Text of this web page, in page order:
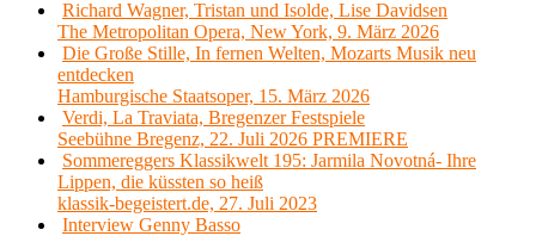
Richard Wagner, Tristan und Isolde, Lise Davidsen
The Metropolitan Opera, New York, 9. März 2026
Die Große Stille, In fernen Welten, Mozarts Musik neu
entdecken
Hamburgische Staatsoper, 15. März 2026
Verdi, La Traviata, Bregenzer Festspiele
Seebühne Bregenz, 22. Juli 2026 PREMIERE
Sommereggers Klassikwelt 195: Jarmila Novotná- Ihre
Lippen, die küssten so heiß
klassik-begeistert.de, 27. Juli 2023
Interview Genny Basso